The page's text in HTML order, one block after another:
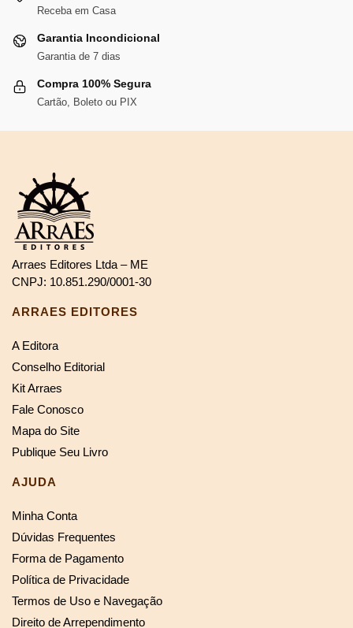
Receba em Casa
Garantia Incondicional
Garantia de 7 dias
Compra 100% Segura
Cartão, Boleto ou PIX
Arraes Editores Ltda – ME
CNPJ: 10.851.290/0001-30
ARRAES EDITORES
A Editora
Conselho Editorial
Kit Arraes
Fale Conosco
Mapa do Site
Publique Seu Livro
AJUDA
Minha Conta
Dúvidas Frequentes
Forma de Pagamento
Política de Privacidade
Termos de Uso e Navegação
Direito de Arrependimento